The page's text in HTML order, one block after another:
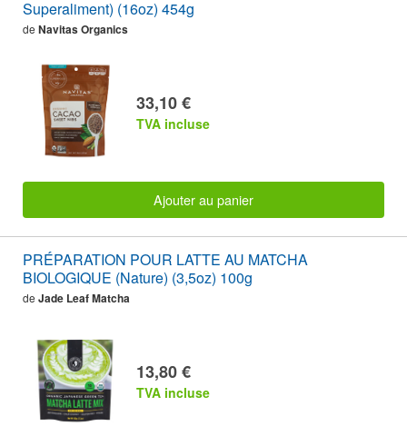
Superaliment) (16oz) 454g
de Navitas Organics
33,10 €
TVA incluse
Ajouter au panier
PRÉPARATION POUR LATTE AU MATCHA
BIOLOGIQUE (Nature) (3,5oz) 100g
de Jade Leaf Matcha
13,80 €
TVA incluse